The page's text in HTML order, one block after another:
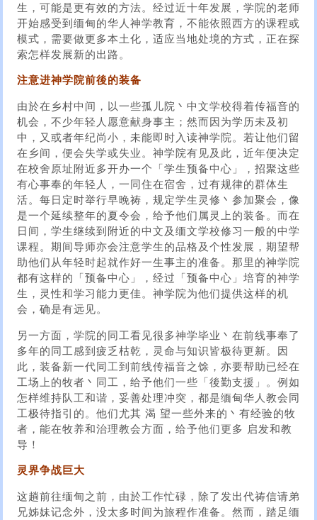
生，可能是更有效的方法。经过近十年发展，学院的老师
开始感受到缅甸的华人神学教育，不能依照西方的课程或
模式，需要做更多本土化，适应当地处境的方式，正在探
索怎样发展新的出路。
注意进神学院前後的装备
由於在乡村中间，以一些孤儿院丶中文学校得着传福音的
机会，不少年轻人愿意献身事主；然而因为学历未及初
中，又或者年纪尚小，未能即时入读神学院。若让他们留
在乡间，便会失学或失业。神学院有见及此，近年便决定
在校舍原址附近多开办一个「学生预备中心」，招聚这些
有心事奉的年轻人，一同住在宿舍，过有规律的群体生
活。每日定时举行早晚祷，规定学生灵修丶参加聚会，像
是一个延续整年的夏令会，给予他们属灵上的装备。而在
日间，学生继续到附近的中文及缅文学校修习一般的中学
课程。期间导师亦会注意学生的品格及个性发展，期望帮
助他们从年轻时起就作好一生事主的准备。那里的神学院
都有这样的「预备中心」，经过「预备中心」培育的神学
生，灵性和学习能力更佳。神学院为他们提供这样的机
会，确是有远见。
另一方面，学院的同工看见很多神学毕业丶在前线事奉了
多年的同工感到疲乏枯乾，灵命与知识皆极待更新。因
此，装备新一代同工到前线传福音之馀，亦要帮助已经在
工场上的牧者丶同工，给予他们一些「後勤支援」。例如
怎样维持队工和谐，妥善处理冲突，都是缅甸华人教会同
工极待指引的。他们尤其 渴 望一些外来的丶有经验的牧
者，能在牧养和治理教会方面，给予他们更多 启发和教
导！
灵界争战巨大
这趟前往缅甸之前，由於工作忙碌，除了发出代祷信请弟
兄姊妹记念外，没太多时间为旅程作准备。然而，踏足缅